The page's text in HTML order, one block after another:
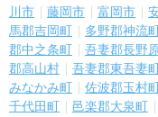
川市
藤岡市 富岡市
馬郡吉岡町
多野郡神流
郡中之条町
吾妻郡長野
郡高山村
吾妻郡東吾妻
みなかみ町
佐波郡玉村
千代田町
邑楽郡大泉町